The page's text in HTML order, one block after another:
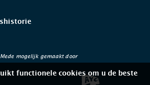
Mede mogelijk gemaakt door
functionele cookies om u de beste